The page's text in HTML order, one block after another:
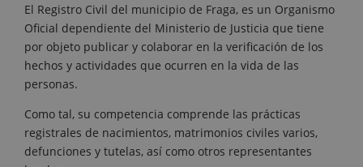
El Registro Civil del municipio de Fraga, es un Organismo
Oficial dependiente del Ministerio de Justicia que tiene
por objeto publicar y colaborar en la verificación de los
hechos y actividades que ocurren en la vida de las
personas.
Como tal, su competencia comprende las prácticas
registrales de nacimientos, matrimonios civiles varios,
defunciones y tutelas, así como otros representantes